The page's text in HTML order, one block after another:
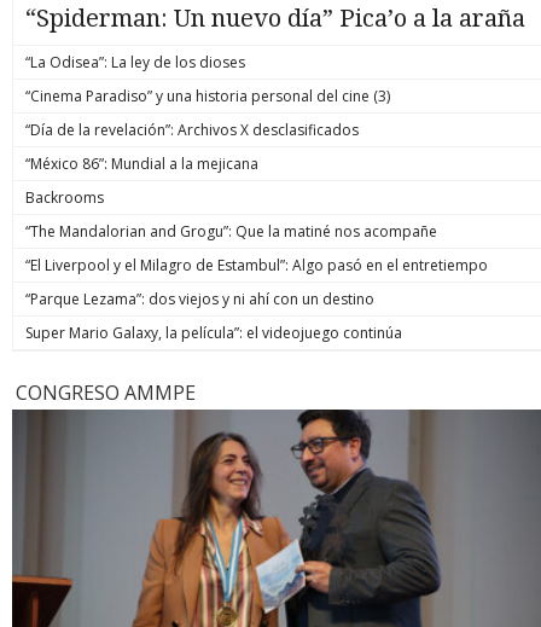
“Spiderman: Un nuevo día” Pica’o a la araña
“La Odisea”: La ley de los dioses
“Cinema Paradiso” y una historia personal del cine (3)
“Día de la revelación”: Archivos X desclasificados
“México 86”: Mundial a la mejicana
Backrooms
“The Mandalorian and Grogu”: Que la matiné nos acompañe
“El Liverpool y el Milagro de Estambul”: Algo pasó en el entretiempo
“Parque Lezama”: dos viejos y ni ahí con un destino
Super Mario Galaxy, la película”: el videojuego continúa
CONGRESO AMMPE